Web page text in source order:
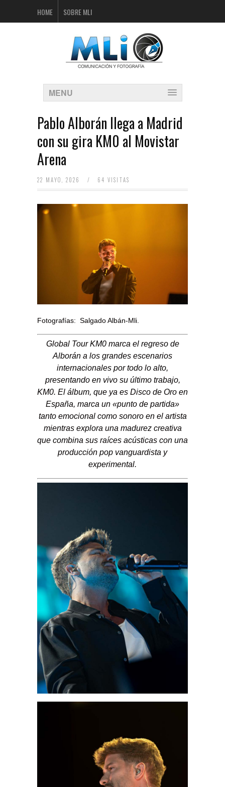
HOME SOBRE MLI
MENU
Pablo Alborán llega a Madrid
con su gira KM0 al Movistar
Arena
22 MAYO, 2026 / 64 VISITAS
Fotografías: Salgado Albán-Mli.
Global Tour KM0marca el regreso de
Alborán a los grandes escenarios
internacionales por todo lo alto,
presentando en vivo su último trabajo,
KM0. El álbum, que ya es Disco de Oro en
España, marca un «punto de partida»
tanto emocional como sonoro en el artista
mientras explora una madurez creativa
que combina sus raíces acústicas con una
producción pop vanguardista y
experimental.